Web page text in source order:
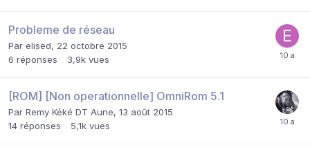
Probleme de réseau
Par elised, 22 octobre 2015
6 réponses 3,9k vues
[ROM] [Non operationnelle] OmniRom 5.1
Par Remy Kéké DT Aune, 13 août 2015
14 réponses 5,1k vues